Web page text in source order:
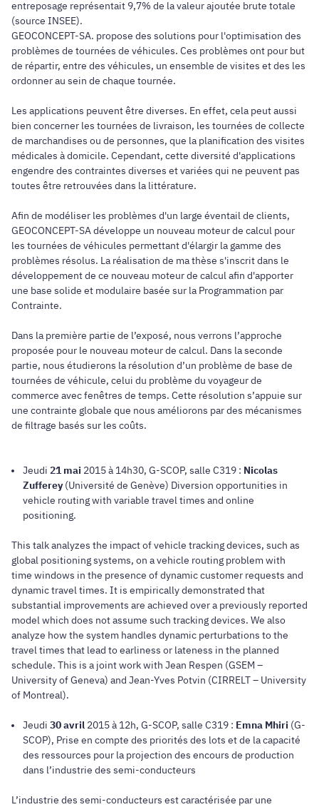
entreposage représentait 9,7% de la valeur ajoutée brute totale
(source INSEE).
GEOCONCEPT-SA. propose des solutions pour l'optimisation des
problèmes de tournées de véhicules. Ces problèmes ont pour but
de répartir, entre des véhicules, un ensemble de visites et des les
ordonner au sein de chaque tournée.
Les applications peuvent être diverses. En effet, cela peut aussi
bien concerner les tournées de livraison, les tournées de collecte
de marchandises ou de personnes, que la planification des visites
médicales à domicile. Cependant, cette diversité d'applications
engendre des contraintes diverses et variées qui ne peuvent pas
toutes être retrouvées dans la littérature.
Afin de modéliser les problèmes d'un large éventail de clients,
GEOCONCEPT-SA développe un nouveau moteur de calcul pour
les tournées de véhicules permettant d'élargir la gamme des
problèmes résolus. La réalisation de ma thèse s'inscrit dans le
développement de ce nouveau moteur de calcul afin d'apporter
une base solide et modulaire basée sur la Programmation par
Contrainte.
Dans la première partie de l’exposé, nous verrons l’approche
proposée pour le nouveau moteur de calcul. Dans la seconde
partie, nous étudierons la résolution d’un problème de base de
tournées de véhicule, celui du problème du voyageur de
commerce avec fenêtres de temps. Cette résolution s’appuie sur
une contrainte globale que nous améliorons par des mécanismes
de filtrage basés sur les coûts.
Jeudi 21 mai 2015 à 14h30, G-SCOP, salle C319 : Nicolas
Zufferey(Université de Genève) Diversion opportunities in
vehicle routing with variable travel times and online
positioning.
This talk analyzes the impact of vehicle tracking devices, such as
global positioning systems, on a vehicle routing problem with
time windows in the presence of dynamic customer requests and
dynamic travel times. It is empirically demonstrated that
substantial improvements are achieved over a previously reported
model which does not assume such tracking devices. We also
analyze how the system handles dynamic perturbations to the
travel times that lead to earliness or lateness in the planned
schedule. This is a joint work with Jean Respen (GSEM –
University of Geneva) and Jean-Yves Potvin (CIRRELT – University
of Montreal).
Jeudi 30 avril 2015 à 12h, G-SCOP, salle C319 : Emna Mhiri (G-
SCOP), Prise en compte des priorités des lots et de la capacité
des ressources pour la projection des encours de production
dans l’industrie des semi-conducteurs
L’industrie des semi-conducteurs est caractérisée par une